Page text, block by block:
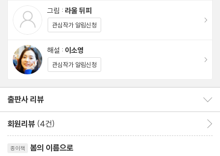
“이 책을 읽으며 깨닫는다. 꽃에 대한 사랑은 곧 세상에 대한 사랑임
을. 일어날지도 모르는 모든 신비와 기적에 대한 사랑임을.” -정여
울 작가(《데미안 프로젝트》 저자, KBS 정여울의 도서관 진행자)
“콜레트의 글은 단순한 서술을 넘어 식물들을 향한 편지가 된다. 그
긴 아름다운 연애편지가.” -유선혜 시인(《사랑과 멸종을 바꿔 읽어
보십시오》 저자)
“꽃잎처럼 경쾌하고, 햇살처럼 명랑하며, 바람처럼 리듬을 품은 선
그림 : 라울 뒤피
관심작가 알림신청
해설 : 이소영
관심작가 알림신청
출판사 리뷰
회원리뷰 (4건)
종이책 봄의 이름으로